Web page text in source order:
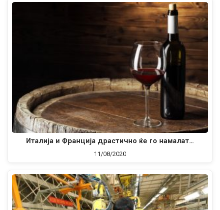
Италија и Франција драстично ќе го намалат…
11/08/2020